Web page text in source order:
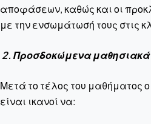
αποφάσεων, καθώς και οι
με την ενσωμάτωσή τους στις
2. Προσδοκώμενα
Μετά το τέλος του μαθήματος
είναι ικανοί να: